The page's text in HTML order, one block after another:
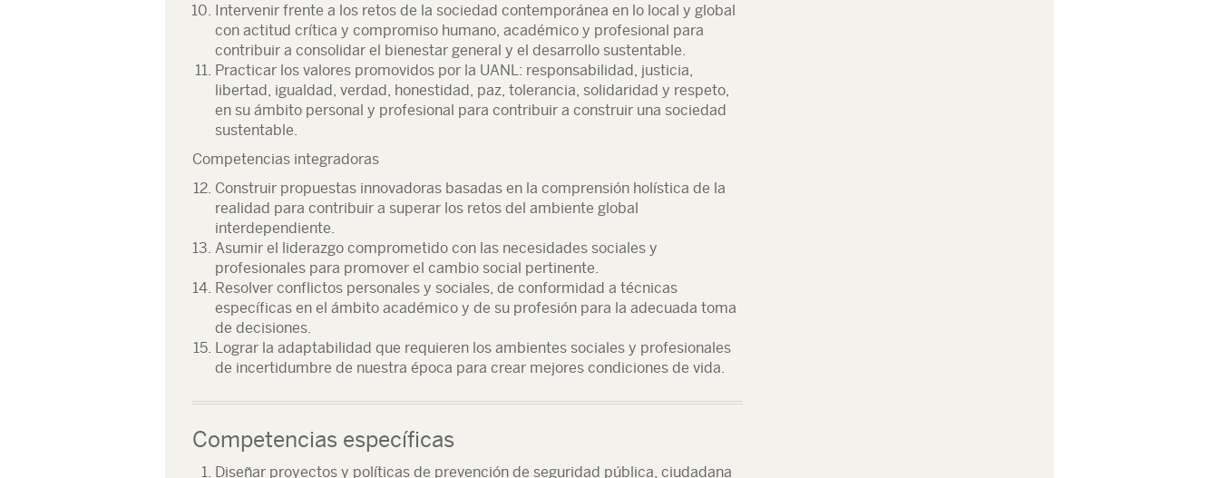
Intervenir frente a los retos de la sociedad contemporánea en lo local y global
con actitud crítica y compromiso humano, académico y profesional para
contribuir a consolidar el bienestar general y el desarrollo sustentable.
Practicar los valores promovidos por la UANL: responsabilidad, justicia,
libertad, igualdad, verdad, honestidad, paz, tolerancia, solidaridad y respeto,
en su ámbito personal y profesional para contribuir a construir una sociedad
sustentable.
Competencias integradoras
Construir propuestas innovadoras basadas en la comprensión holística de la
realidad para contribuir a superar los retos del ambiente global
interdependiente.
Asumir el liderazgo comprometido con las necesidades sociales y
profesionales para promover el cambio social pertinente.
Resolver conflictos personales y sociales, de conformidad a técnicas
específicas en el ámbito académico y de su profesión para la adecuada toma
de decisiones.
Lograr la adaptabilidad que requieren los ambientes sociales y profesionales
de incertidumbre de nuestra época para crear mejores condiciones de vida.
Competencias específicas
Diseñar proyectos y políticas de prevención de seguridad pública, ciudadana